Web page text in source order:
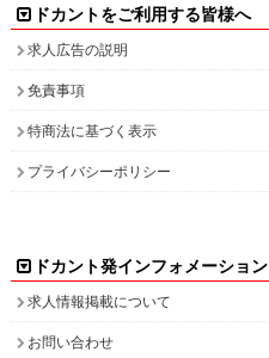
ドカントをご利用する皆様へ
求人広告の説明
免責事項
特商法に基づく表示
プライバシーポリシー
ドカント発インフォメーション
求人情報掲載について
お問い合わせ